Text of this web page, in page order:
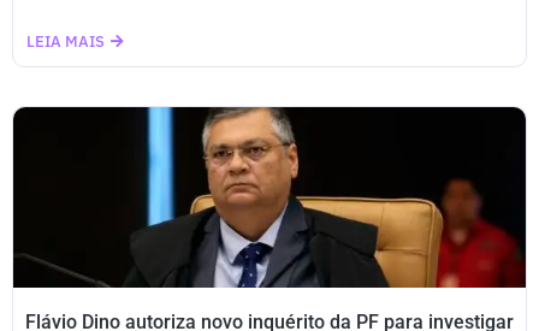
LEIA MAIS
Flávio Dino autoriza novo inquérito da PF para investigar